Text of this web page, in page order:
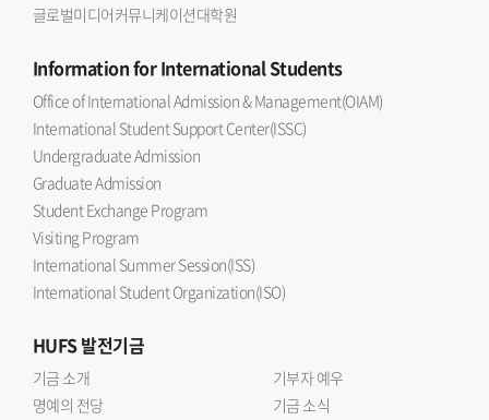
글로벌미디어커뮤니케이션대학원
Informationfor International Students
Office of International Admission & Management(OIAM)
International Student Support Center(ISSC)
Undergraduate Admission
Graduate Admission
Student Exchange Program
Visiting Program
International Summer Session(ISS)
International Student Organization(ISO)
HUFS발전기금
기금 소개
기부자 예우
명예의 전당
기금 소식